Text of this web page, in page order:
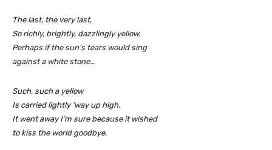
The last, the very last,
So richly, brightly, dazzlingly yellow.
Perhaps if the sun’s tears would sing
against a white stone…
Such, such a yellow
Is carried lightly ‘way up high.
It went away I’m sure because it wished
to kiss the world goodbye.